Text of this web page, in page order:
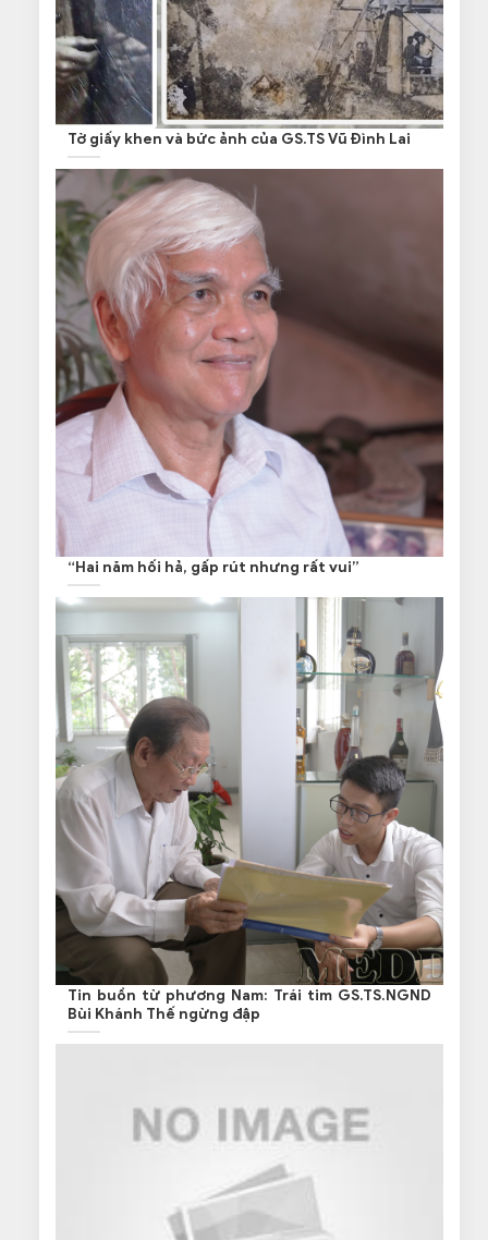
Tờ giấy khen và bức ảnh của GS.TS Vũ Đình Lai
“Hai năm hối hả, gấp rút nhưng rất vui”
Tin buồn từ phương Nam: Trái tim GS.TS.NGND
Bùi Khánh Thế ngừng đập